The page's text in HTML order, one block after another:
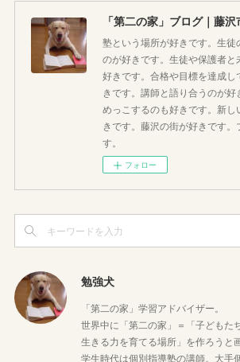
塾という場所が好きです。生徒
のが好きです。生徒や保護者
好きです。合格や目標を達成
きです。講師と語り合うのが好
めっこするのも好きです。新
きです。藤沢の街が好きです
す。
フォロー
勉強犬
「第二の家」学習アドバイザー。
世界中に「第二の家」＝「子どもた
生きる力を育てる場所」を作ろうと
学生時代は個別指導塾の講師。大手